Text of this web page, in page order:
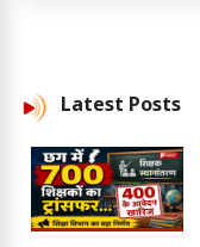
Latest Posts